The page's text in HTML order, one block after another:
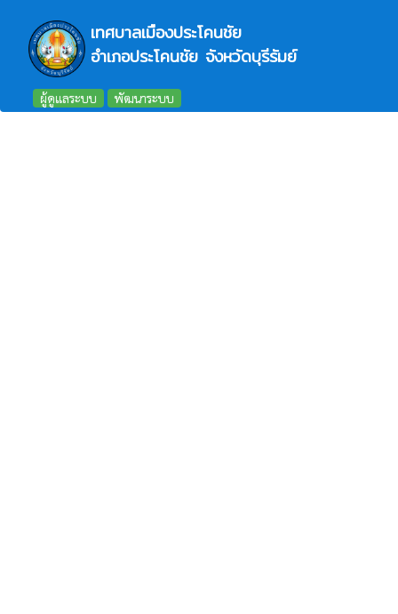
เทศบาลเมืองประโคนชัย
อำเภอประโคนชัย จังหวัดบุรีรัมย์
ผู้ดูแลระบบ พัฒนาระบบ